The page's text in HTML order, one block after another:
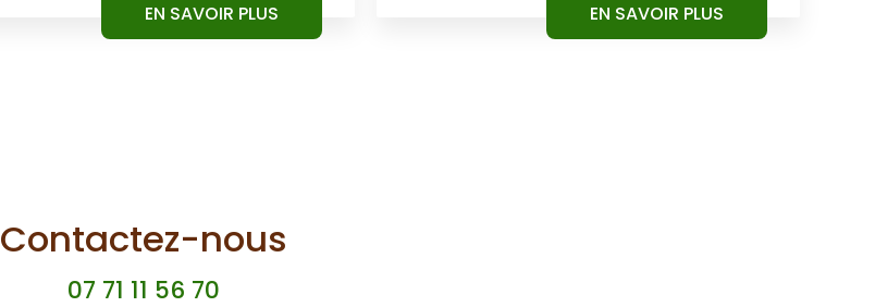
EN SAVOIR PLUS EN SAVOIR PLUS
Contactez-nous
07 71 11 56 70